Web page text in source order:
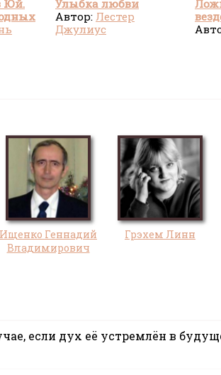
Юй.
Улыбка любви
Автор: Лестер
Джулиус
Ищенко Геннадий
Владимирович
Грэхем Линн
если дух её устремлён в